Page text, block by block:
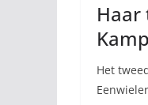
Haar
Het